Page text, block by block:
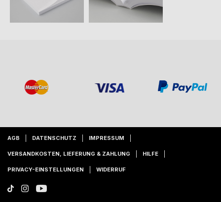
AGB DATENSCHUTZ IMPRESSUM
VERSANDKOSTEN, LIEFERUNG & ZAHLUNG HILFE
PRIVACY-EINSTELLUNGEN WIDERRUF